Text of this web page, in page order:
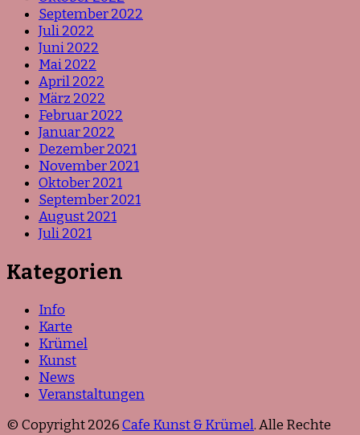
September 2022
Juli 2022
Juni 2022
Mai 2022
April 2022
März 2022
Februar 2022
Januar 2022
Dezember 2021
November 2021
Oktober 2021
September 2021
August 2021
Juli 2021
Kategorien
Info
Karte
Krümel
Kunst
News
Veranstaltungen
© Copyright 2026Cafe Kunst & Krümel. Alle Rechte